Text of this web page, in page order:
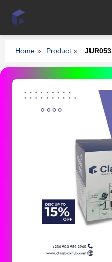
Home » Product » JUR053